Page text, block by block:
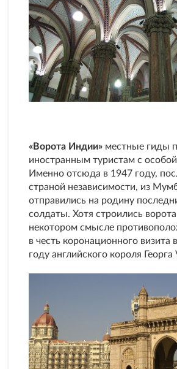
«Ворота Индии» местные гиды
иностранным туристам с
Именно отсюда в 1947 году,
страной независимости, из
отправились на родину
солдаты. Хотя строились
некотором смысле
в честь коронационного визита
году английского короля Георга